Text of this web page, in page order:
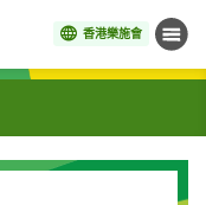
香港樂施會 目錄